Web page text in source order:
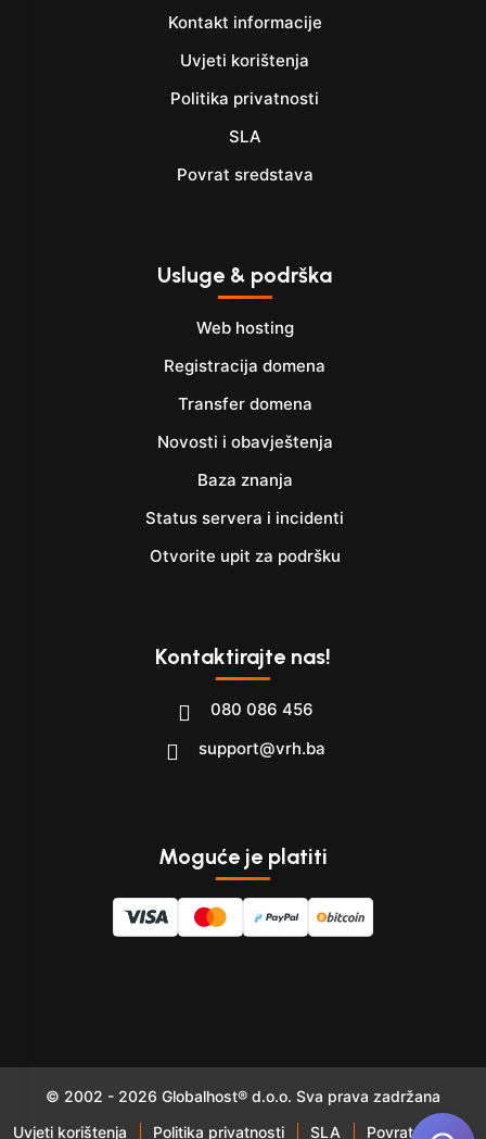
Kontakt informacije
Uvjeti korištenja
Politika privatnosti
SLA
Povrat sredstava
Usluge & podrška
Web hosting
Registracija domena
Transfer domena
Novosti i obavještenja
Baza znanja
Status servera i incidenti
Otvorite upit za podršku
Kontaktirajte nas!
080 086 456
support@vrh.ba
Moguće je platiti
© 2002 - 2026 Globalhost® d.o.o. Sva prava zadržana
Uvjeti korištenja
Politika privatnosti SLA Povrat